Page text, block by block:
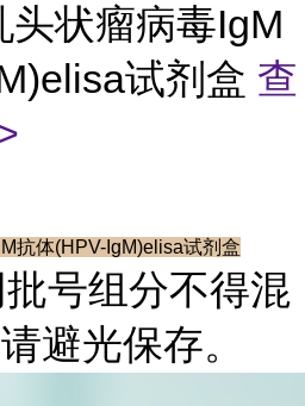
头状瘤病毒IgM
试剂盒 查
抗体(HPV-IgM)elisa试剂盒
号组分不得混
避光保存。